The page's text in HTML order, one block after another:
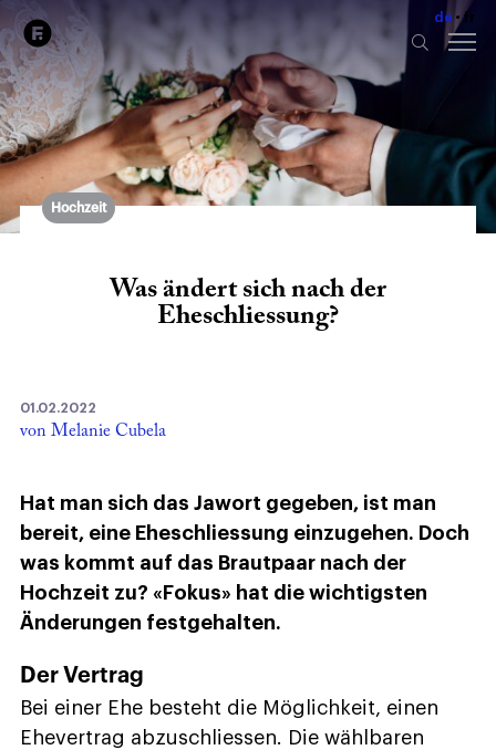
de fr
Hochzeit
Was ändert sich nach der
Eheschliessung?
01.02.2022
von Melanie Cubela
Hat man sich das Jawort gegeben, ist man
bereit, eine Eheschliessung einzugehen. Doch
was kommt auf das Brautpaar nach der
Hochzeit zu? «Fokus» hat die wichtigsten
Änderungen festgehalten.
Der Vertrag
Bei einer Ehe besteht die Möglichkeit, einen
Ehevertrag abzuschliessen. Die wählbaren